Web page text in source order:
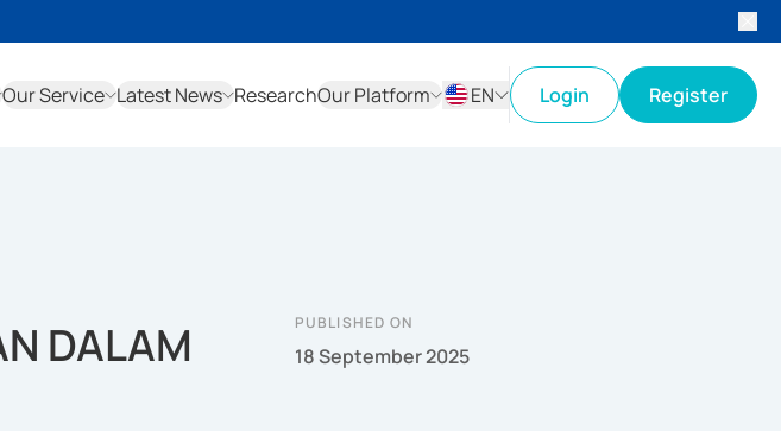
Our Service Latest News ResearchOur Platform
EN
Login Register
DALAM
PUBLISHED ON
18 September 2025